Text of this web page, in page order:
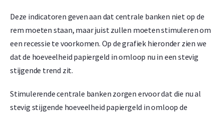
Deze indicatoren geven aan dat centrale banken niet op de
rem moeten staan, maar juist zullen moeten stimuleren om
een recessie te voorkomen. Op de grafiek hieronder zien we
dat de hoeveelheid papiergeld in omloop nu in een stevig
stijgende trend zit.
Stimulerende centrale banken zorgen ervoor dat die nu al
stevig stijgende hoeveelheid papiergeld in omloop de